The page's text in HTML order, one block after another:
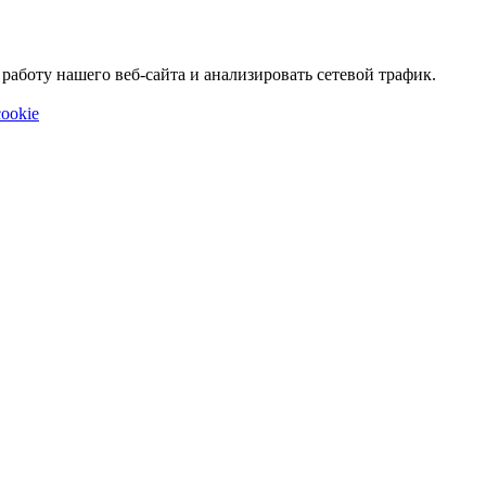
нашего веб-сайта и анализировать сетевой трафик.